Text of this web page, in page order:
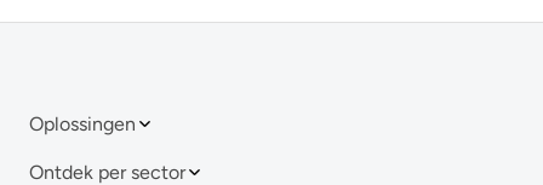
Oplossingen
Ontdek per sector